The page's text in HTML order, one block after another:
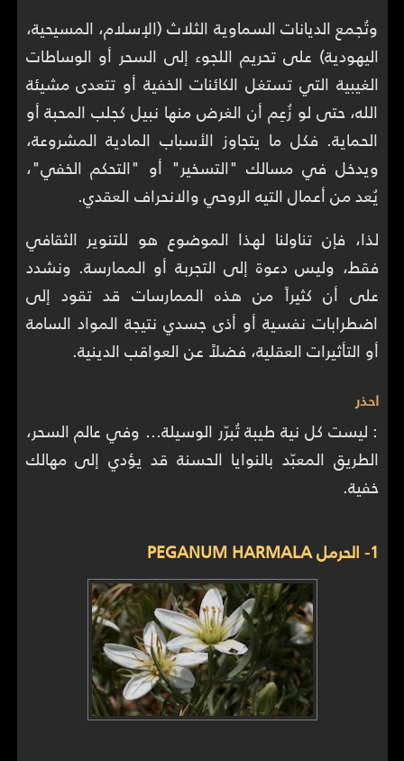
وتُجمع الديانات السماوية الثلاث (الإسلام، المسيحية،
اليهودية) على تحريم اللجوء إلى السحر أو الوساطات
الغيبية التي تستغل الكائنات الخفية أو تتعدى مشيئة
الله، حتى لو زُعِم أن الغرض منها نبيل كجلب المحبة أو
الحماية. فكل ما يتجاوز الأسباب المادية المشروعة،
ويدخل في مسالك "التسخير" أو "التحكم الخفي"،
يُعد من أعمال التيه الروحي والانحراف العقدي.
لذا، فإن تناولنا لهذا الموضوع هو للتنوير الثقافي
فقط، وليس دعوة إلى التجربة أو الممارسة. ونشدد
على أن كثيراً من هذه الممارسات قد تقود إلى
اضطرابات نفسية أو أذى جسدي نتيجة المواد السامة
أو التأثيرات العقلية، فضلاً عن العواقب الدينية.
احذر
: ليست كل نية طيبة تُبرّر الوسيلة… وفي عالم السحر،
الطريق المعبّد بالنوايا الحسنة قد يؤدي إلى مهالك
خفية.
1- الحرمل PEGANUM HARMALA